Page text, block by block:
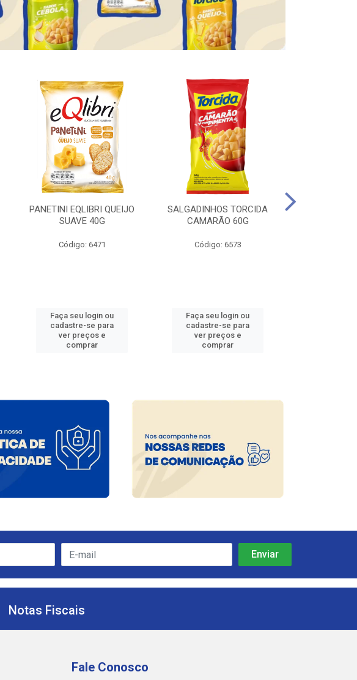
PANETINI EQLIBRI QUEIJO
SUAVE 40G
Código: 6471
Faça seu login ou
cadastre-se para
ver preços e
comprar
SALGADINHOS TORCIDA
CAMARÃO 60G
Código: 6573
Faça seu login ou
cadastre-se para
ver preços e
comprar
Notas Fiscais
Fale Conosco